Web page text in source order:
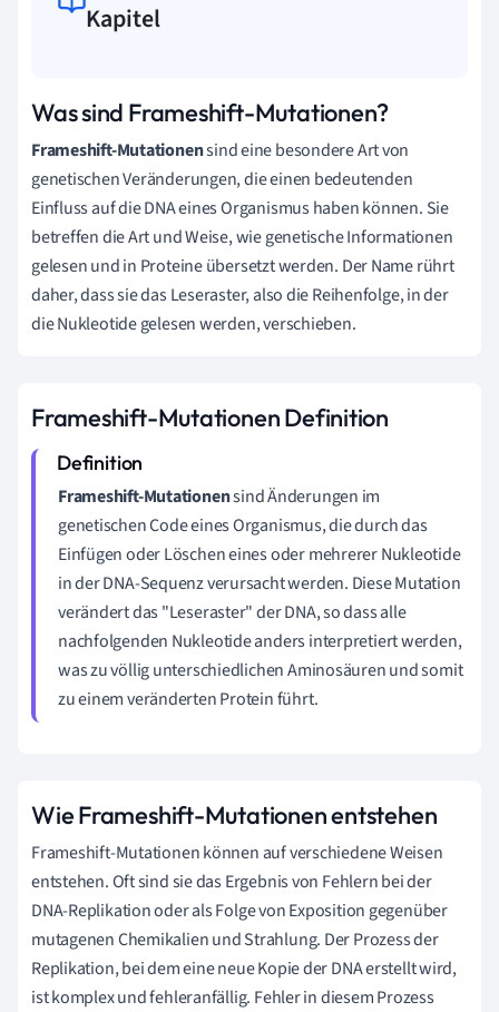
Kapitel
Was sind Frameshift-Mutationen?
Frameshift-Mutationensind eine besondere Art von
genetischen Veränderungen, die einen bedeutenden
Einfluss auf die DNA eines Organismus haben können. Sie
betreffen die Art und Weise, wie genetische Informationen
gelesen und in Proteine übersetzt werden. Der Name rührt
daher, dass sie das Leseraster, also die Reihenfolge, in der
die Nukleotide gelesen werden, verschieben.
Frameshift-Mutationen Definition
Frameshift-Mutationensind Änderungen im
genetischen Code eines Organismus, die durch das
Einfügen oder Löschen eines oder mehrerer Nukleotide
in der DNA-Sequenz verursacht werden. Diese Mutation
verändert das "Leseraster" der DNA, so dass alle
nachfolgenden Nukleotide anders interpretiert werden,
was zu völlig unterschiedlichen Aminosäuren und somit
zu einem veränderten Protein führt.
Wie Frameshift-Mutationen entstehen
Frameshift-Mutationen können auf verschiedene Weisen
entstehen. Oft sind sie das Ergebnis von Fehlern bei der
DNA-Replikation oder als Folge von Exposition gegenüber
mutagenen Chemikalien und Strahlung. Der Prozess der
Replikation, bei dem eine neue Kopie der DNA erstellt wird,
ist komplex und fehleranfällig. Fehler in diesem Prozess